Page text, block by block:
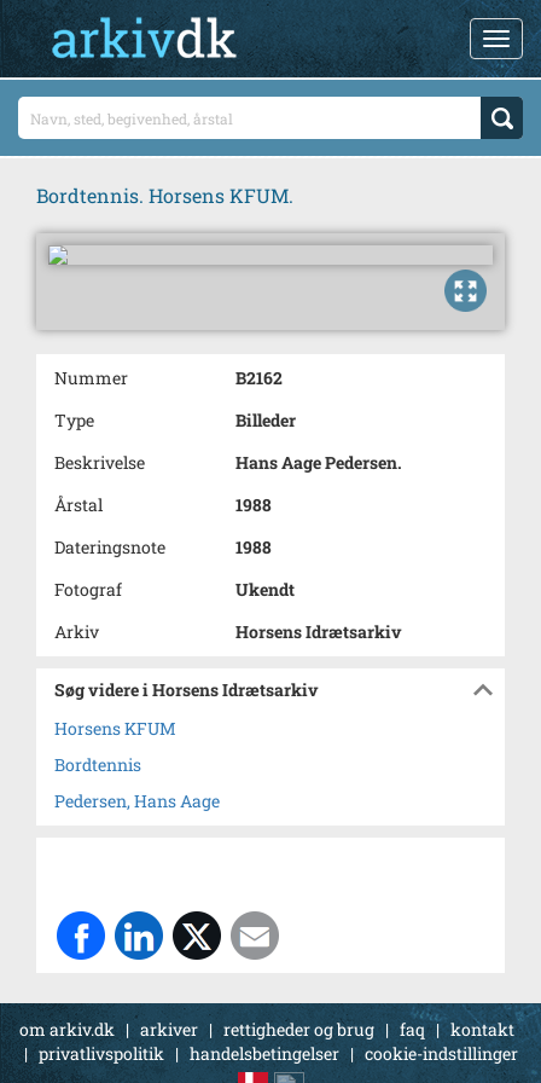
Bordtennis. Horsens KFUM.
Nummer
B2162
Type
Billeder
Beskrivelse
Hans Aage Pedersen.
Årstal
1988
Dateringsnote
1988
Fotograf
Ukendt
Arkiv
Horsens Idrætsarkiv
Søg videre i Horsens Idrætsarkiv
Horsens KFUM
Bordtennis
Pedersen, Hans Aage
om arkiv.dk | arkiver | rettigheder og brug | faq | kontakt
|privatlivspolitik | handelsbetingelser | cookie-indstillinger